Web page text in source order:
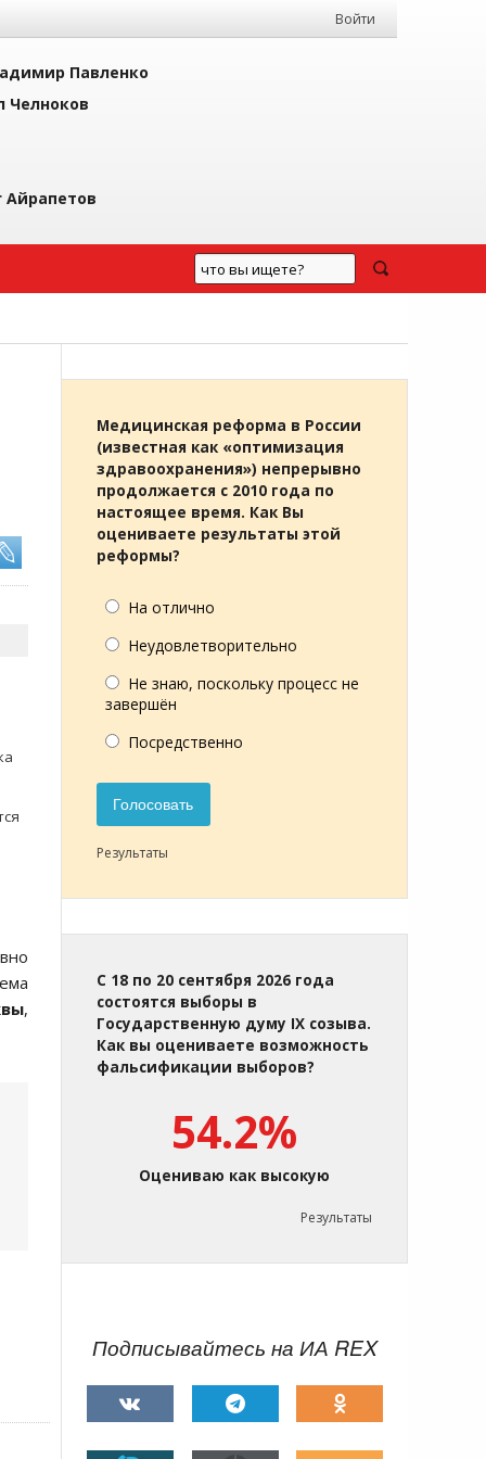
Войти
Павленко
Челноков
Айрапетов
,
Медицинская реформа в России
(известная как «оптимизация
здравоохранения») непрерывно
продолжается с 2010 года по
настоящее время. Как Вы
оцениваете результаты этой
реформы?
На отлично
Неудовлетворительно
Не знаю, поскольку процесс не
завершён
Посредственно
Голосовать
Результаты
С 18 по 20 сентября 2026 года
состоятся выборы в
Государственную думу IX созыва.
Как вы оцениваете возможность
фальсификации выборов?
54.2%
Оцениваю как высокую
Результаты
Подписывайтесь на ИА REX